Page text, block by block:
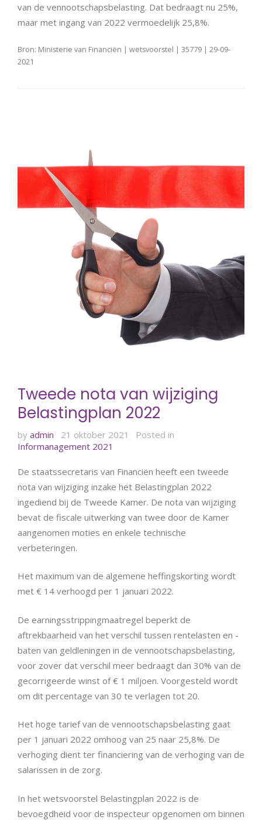
van de vennootschapsbelasting. Dat bedraagt nu 25%,
maar met ingang van 2022 vermoedelijk 25,8%.
Bron: Ministerie van Financiën | wetsvoorstel | 35779 | 29-09-
2021
Tweede nota van wijziging
Belastingplan 2022
by admin 21 oktober 2021
Posted in
Informanagement 2021
De staatssecretaris van Financiën heeft een tweede
nota van wijziging inzake het Belastingplan 2022
ingediend bij de Tweede Kamer. De nota van wijziging
bevat de fiscale uitwerking van twee door de Kamer
aangenomen moties en enkele technische
verbeteringen.
Het maximum van de algemene heffingskorting wordt
met € 14 verhoogd per 1 januari 2022.
De earningsstrippingmaatregel beperkt de
aftrekbaarheid van het verschil tussen rentelasten en -
baten van geldleningen in de vennootschapsbelasting,
voor zover dat verschil meer bedraagt dan 30% van de
gecorrigeerde winst of € 1 miljoen. Voorgesteld wordt
om dit percentage van 30 te verlagen tot 20.
Het hoge tarief van de vennootschapsbelasting gaat
per 1 januari 2022 omhoog van 25 naar 25,8%. De
verhoging dient ter financiering van de verhoging van de
salarissen in de zorg.
In het wetsvoorstel Belastingplan 2022 is de
bevoegdheid voor de inspecteur opgenomen om binnen